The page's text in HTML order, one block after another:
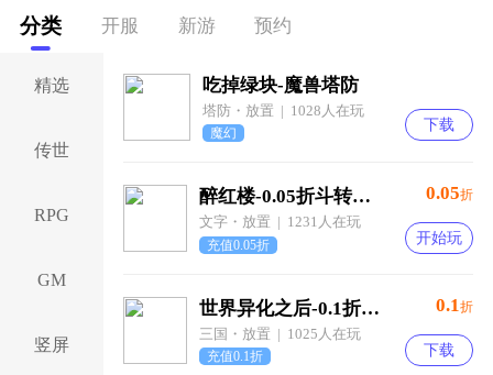
分类 开服 新游 预约
精选
传世
RPG
GM
竖屏
吃掉绿块-魔兽塔防
塔防・放置 | 1028人在玩
魔幻
下载
醉红楼-0.05折斗转星移买断版-绿色服
文字・放置 | 1231人在玩
充值0.05折
0.05折
开始玩
世界异化之后-0.1折登陆送全图鉴-混服
三国・放置 | 1025人在玩
充值0.1折
0.1折
下载